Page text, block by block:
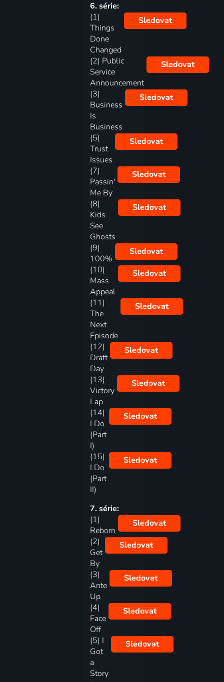
6. série:
(1)
Things
Done
Changed
Sledovat
(2) Public
Service
Announcement
Sledovat
(3)
Business
Is
Business
Sledovat
(5)
Trust
Issues
Sledovat
(7)
Passin'
Me By
Sledovat
(8)
Kids
See
Ghosts
Sledovat
(9)
100%
Sledovat
(10)
Mass
Appeal
Sledovat
(11)
The
Next
Episode
Sledovat
(12)
Draft
Day
Sledovat
(13)
Victory
Lap
Sledovat
(14)
I Do
(Part
I)
Sledovat
(15)
I Do
(Part
II)
Sledovat
7. série:
(1)
Reborn
Sledovat
(2)
Get
By
Sledovat
(3)
Ante
Up
Sledovat
(4)
Face
Off
Sledovat
(5) I
Got
a
Story
Sledovat